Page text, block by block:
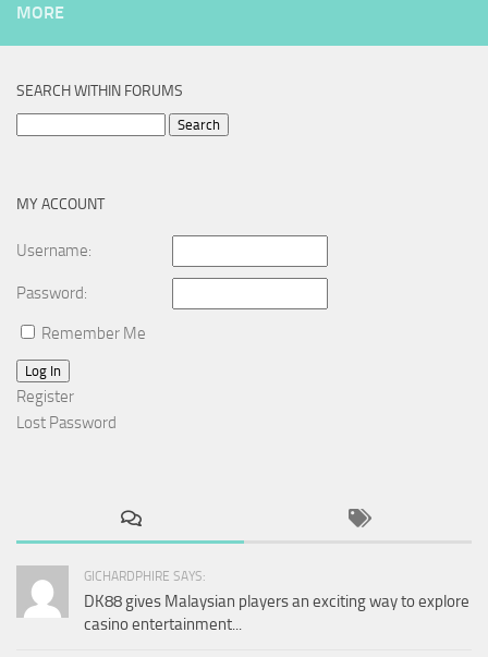
MORE
SEARCH WITHIN FORUMS
MY ACCOUNT
Username:
Password:
Remember Me
Log In
Register
Lost Password
GICHARDPHIRE SAYS:
DK88 gives Malaysian players an exciting way to explore
casino entertainment...